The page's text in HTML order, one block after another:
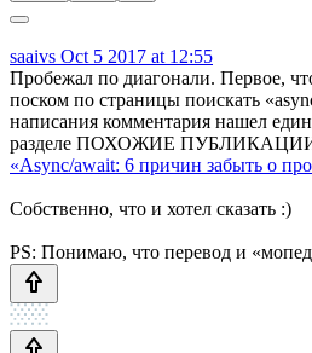
saaivs Oct 5 2017 at 12:55
Пробежал по диагонали. Первое,
поском по страницы поискать
написания комментария нашел
разделе ПОХОЖИЕ ПУБЛИКАЦИИ
«Async/await: 6 причин забыть о
Собственно, что и хотел сказать :)
PS: Понимаю, что перевод и